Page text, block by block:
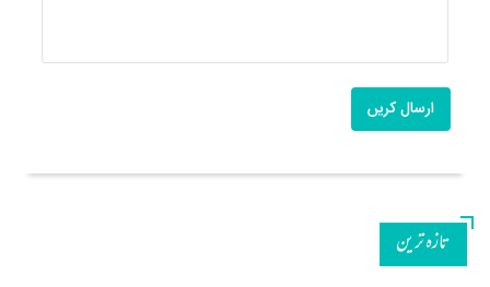
ارسال کریں
تازه ترین